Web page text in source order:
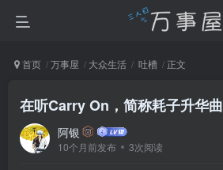
首页 万事屋 大众生活 吐槽 正文
在听Carry On，简称耗子升华曲
阿银
10个月前发布 3次阅读